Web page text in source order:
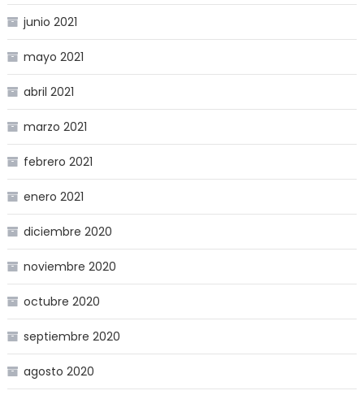
junio 2021
mayo 2021
abril 2021
marzo 2021
febrero 2021
enero 2021
diciembre 2020
noviembre 2020
octubre 2020
septiembre 2020
agosto 2020